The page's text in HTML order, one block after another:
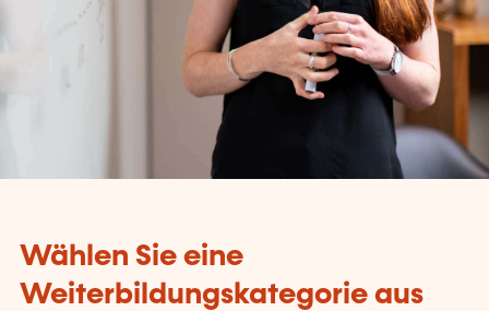
Wählen Sie eine
Weiterbildungskategorie aus